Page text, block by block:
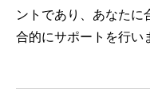
ントであり、あなたに
合的にサポートを行い